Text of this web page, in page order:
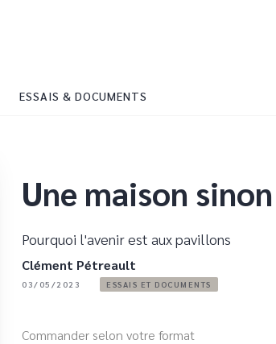
ESSAIS & DOCUMENTS
Une maison
Pourquoi l'avenir est aux pavillons
Clément Pétreault
03/05/2023 ESSAIS ET DOCUMENTS
Commander selon votre format